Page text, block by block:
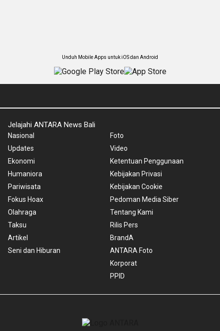
Unduh Mobile Apps untuk iOS dan Android
Jelajahi ANTARA News Bali
Nasional
Updates
Ekonomi
Humaniora
Pariwisata
Fokus Hoax
Olahraga
Taksu
Artikel
Seni dan Hiburan
Foto
Video
Ketentuan Penggunaan
Kebijakan Privasi
Kebijakan Cookie
Pedoman Media Siber
Tentang Kami
Rilis Pers
BrandA
ANTARA Foto
Korporat
PPID